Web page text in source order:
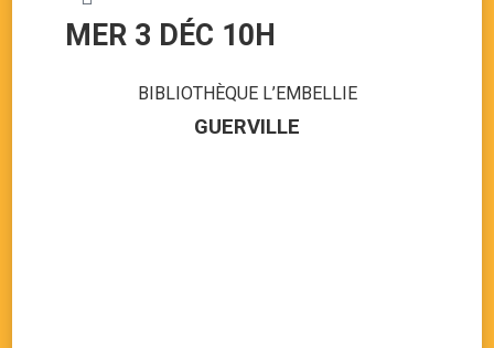
MER 3 DÉC 10H
BIBLIOTHÈQUE L’EMBELLIE
GUERVILLE